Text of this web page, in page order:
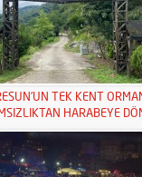
TEK KENT
HARABEYE